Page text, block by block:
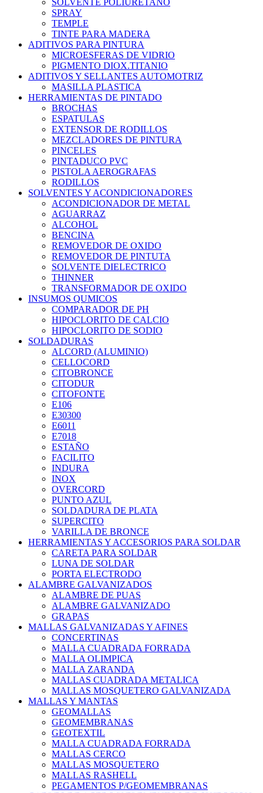
SOLVENTE POLIURETANO
SPRAY
TEMPLE
TINTE PARA MADERA
ADITIVOS PARA PINTURA
MICROESFERAS DE VIDRIO
PIGMENTO DIOX.TITANIO
ADITIVOS Y SELLANTES AUTOMOTRIZ
MASILLA PLASTICA
HERRAMIENTAS DE PINTADO
BROCHAS
ESPATULAS
EXTENSOR DE RODILLOS
MEZCLADORES DE PINTURA
PINCELES
PINTADUCO PVC
PISTOLA AEROGRAFAS
RODILLOS
SOLVENTES Y ACONDICIONADORES
ACONDICIONADOR DE METAL
AGUARRAZ
ALCOHOL
BENCINA
REMOVEDOR DE OXIDO
REMOVEDOR DE PINTUTA
SOLVENTE DIELECTRICO
THINNER
TRANSFORMADOR DE OXIDO
INSUMOS QUMICOS
COMPARADOR DE PH
HIPOCLORITO DE CALCIO
HIPOCLORITO DE SODIO
SOLDADURAS
ALCORD (ALUMINIO)
CELLOCORD
CITOBRONCE
CITODUR
CITOFONTE
E106
E30300
E6011
E7018
ESTAÑO
FACILITO
INDURA
INOX
OVERCORD
PUNTO AZUL
SOLDADURA DE PLATA
SUPERCITO
VARILLA DE BRONCE
HERRAMIENTAS Y ACCESORIOS PARA SOLDAR
CARETA PARA SOLDAR
LUNA DE SOLDAR
PORTA ELECTRODO
ALAMBRE GALVANIZADOS
ALAMBRE DE PUAS
ALAMBRE GALVANIZADO
GRAPAS
MALLAS GALVANIZADAS Y AFINES
CONCERTINAS
MALLA CUADRADA FORRADA
MALLA OLIMPICA
MALLA ZARANDA
MALLAS CUADRADA METALICA
MALLAS MOSQUETERO GALVANIZADA
MALLAS Y MANTAS
GEOMALLAS
GEOMEMBRANAS
GEOTEXTIL
MALLA CUADRADA FORRADA
MALLAS CERCO
MALLAS MOSQUETERO
MALLAS RASHELL
PEGAMENTOS P/GEOMEMBRANAS